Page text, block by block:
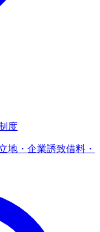
度
地・企業誘致借料・